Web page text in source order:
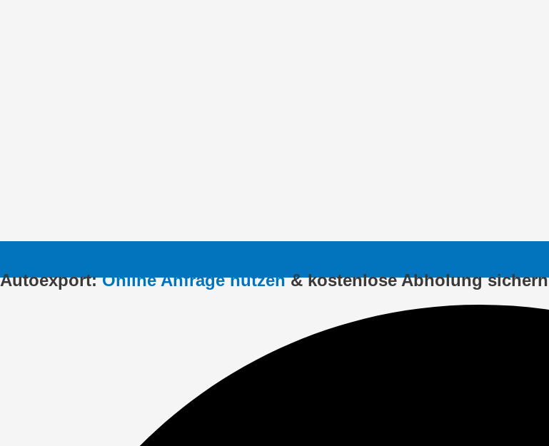
Autoexport:Online Anfrage nutzen& kostenlose Abholung sichern